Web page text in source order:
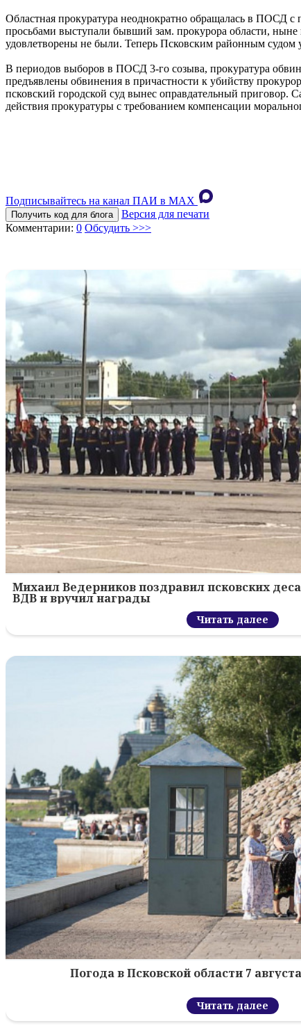
Областная прокуратура неоднократно обращалась в ПОСД с
просьбами выступали бывший зам. прокурора области,
удовлетворены не были. Теперь Псковским районным судом
В периодов выборов в ПОСД 3-го созыва, прокуратура
предъявлены обвинения в причастности к убийству
псковский городской суд вынес оправдательный приговор.
действия прокуратуры с требованием компенсации
Подписывайтесь на канал ПАИ в MAХ
Получить код для блога
Версия для печати
Комментарии: 0 Обсудить >>>
Михаил Ведерников поздравил псковских
ВДВ и вручил награды
Читать далее
Погода в Псковской области 7
Читать далее